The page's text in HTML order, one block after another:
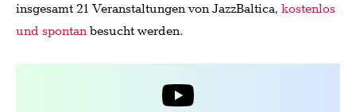
insgesamt 21 Veranstaltungen von JazzBaltica, kostenlos
und spontanbesucht werden.